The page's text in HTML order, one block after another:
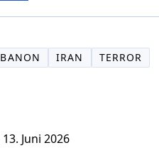
IRAN TERROR
Juni 2026